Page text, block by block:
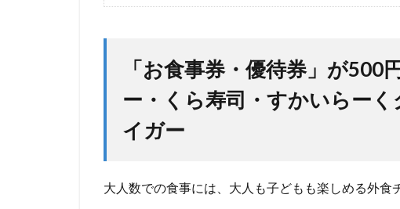
「お食事券・優待券」が500
ー・くら寿司・すかいらー
イガー
大人数での食事には、大人も子どもも楽しめる外食